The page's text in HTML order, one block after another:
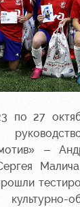
по 27
–